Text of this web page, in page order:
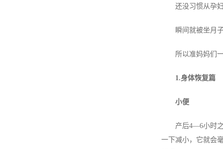
还没习惯从孕妇
瞬间就被坐月子
所以准妈妈们一
1.身体恢复篇
小便
产后4—6小时之内
一下减小，它就会